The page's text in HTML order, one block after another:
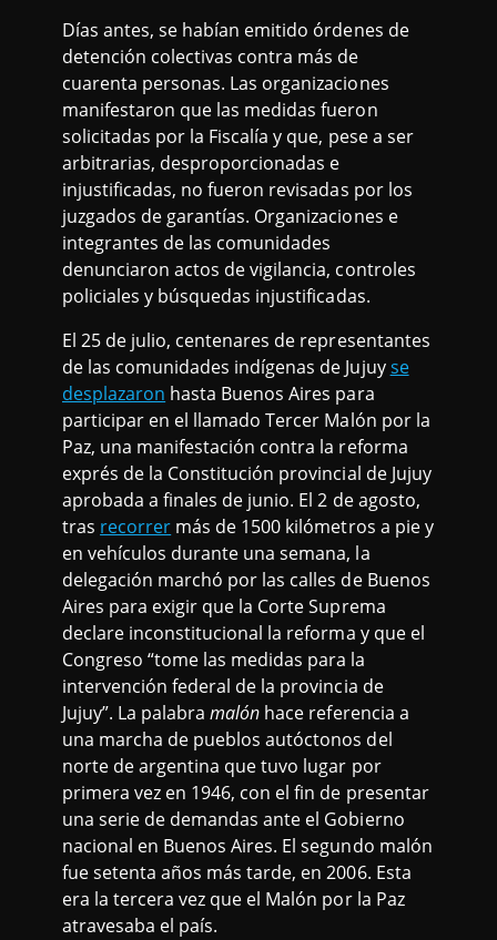
Días antes, se habían emitido órdenes de
detención colectivas contra más de
cuarenta personas. Las organizaciones
manifestaron que las medidas fueron
solicitadas por la Fiscalía y que, pese a ser
arbitrarias, desproporcionadas e
injustificadas, no fueron revisadas por los
juzgados de garantías. Organizaciones e
integrantes de las comunidades
denunciaron actos de vigilancia, controles
policiales y búsquedas injustificadas.
El 25 de julio, centenares de representantes
de las comunidades indígenas de Jujuyse
desplazaron hasta Buenos Aires para
participar en el llamado Tercer Malón por la
Paz, una manifestación contra la reforma
exprés de la Constitución provincial de Jujuy
aprobada a finales de junio. El 2 de agosto,
tras recorrer más de 1500 kilómetros a pie y
en vehículos durante una semana, la
delegación marchó por las calles de Buenos
Aires para exigir que la Corte Suprema
declare inconstitucional la reforma y que el
Congreso “tome las medidas para la
intervención federal de la provincia de
Jujuy”. La palabramalón hace referencia a
una marcha de pueblos autóctonos del
norte de argentina que tuvo lugar por
primera vez en 1946, con el fin de presentar
una serie de demandas ante el Gobierno
nacional en Buenos Aires. El segundo malón
fue setenta años más tarde, en 2006. Esta
era la tercera vez que el Malón por la Paz
atravesaba el país.